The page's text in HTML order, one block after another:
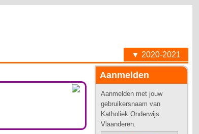
▼ 2020-2021
Aanmelden
Aanmelden met jouw
gebruikersnaam van
Katholiek Onderwijs
Vlaanderen.